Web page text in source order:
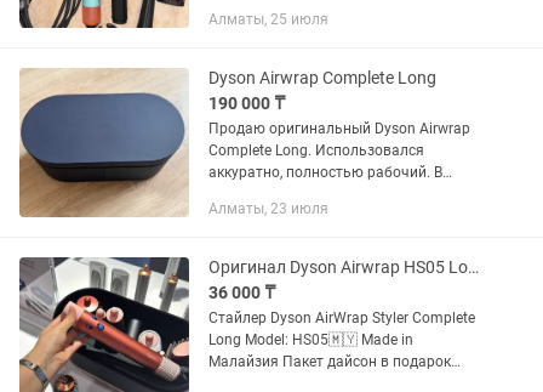
цилиндрическая, футляр, щетка для
Алматы, 25 июля
Dyson Airwrap Complete Long
190 000 ₸
Продаю оригинальный Dyson Airwrap
Complete Long. Использовался
аккуратно, полностью рабочий. В
фирменный кейс для хранения.
Алматы, 23 июля
Оригинал Dyson Airwrap HS05 Long стайлер по низким ценам
36 000 ₸
Стайлер Dyson AirWrap Styler Complete
Long Model: HS05🇲🇾 Made in
Малайзия Пакет дайсон в подарок